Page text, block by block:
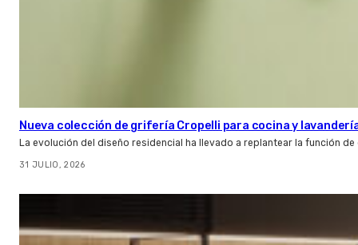
Nueva colección de grifería Cropelli para cocina y
La evolución del diseño residencial ha llevado a replantear la función
31 JULIO, 2026